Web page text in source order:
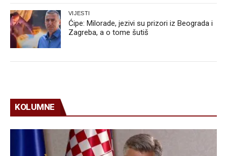
VIJESTI
Ćipe: Milorade, jezivi su prizori iz Beograda i
Zagreba, a o tome šutiš
KOLUMNE